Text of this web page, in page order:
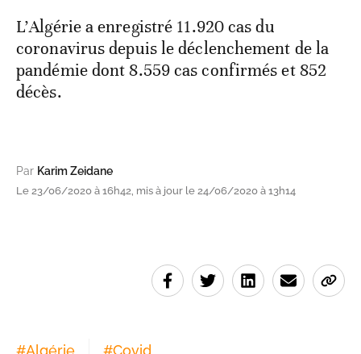
L’Algérie a enregistré 11.920 cas du
coronavirus depuis le déclenchement de la
pandémie dont 8.559 cas confirmés et 852
décès.
Par Karim Zeidane
Le 23/06/2020 à 16h42, mis à jour le 24/06/2020 à 13h14
#Algérie #Covid